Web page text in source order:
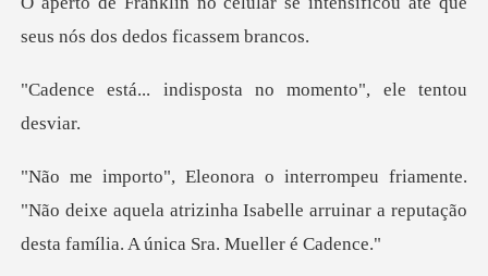
seus
isposta no momento",
"Não deixe aquela atrizinha Isabelle arruinar a repu